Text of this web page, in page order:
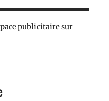
publicitaire sur